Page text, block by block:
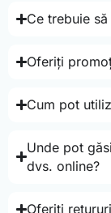
Ce trebuie
Oferiți
Cum pot
Unde pot
dvs. online?
Oferiți